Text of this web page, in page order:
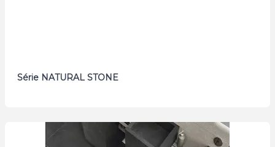
Série NATURAL STONE